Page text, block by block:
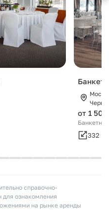
от 1
332 м²
справочно-
для ознакомления
на рынке аренды